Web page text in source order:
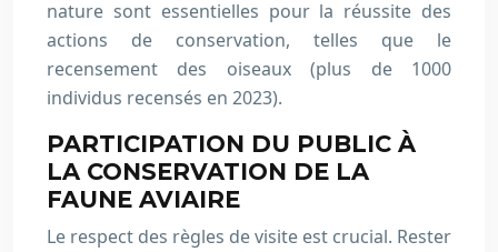
nature sont essentielles pour la réussite des
actions de conservation, telles que le
recensement des oiseaux (plus de 1000
individus recensés en 2023).
PARTICIPATION DU PUBLIC À
LA CONSERVATION DE LA
FAUNE AVIAIRE
Le respect des règles de visite est crucial. Rester